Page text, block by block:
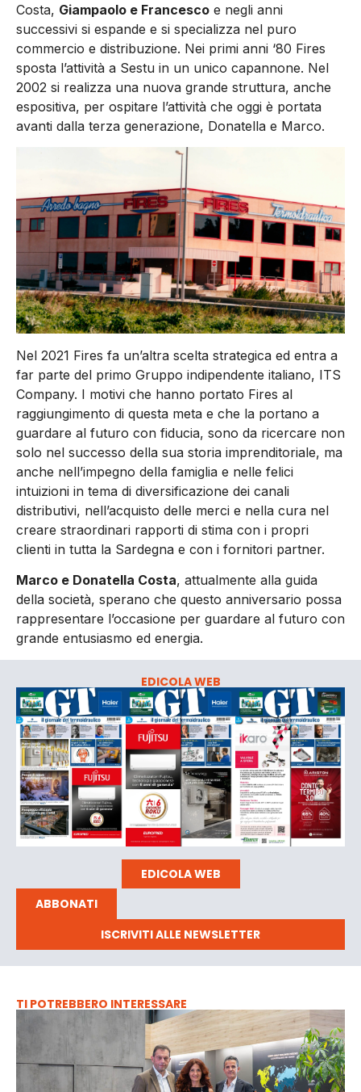
Costa, Giampaolo e Francesco e negli anni
successivi si espande e si specializza nel puro
commercio e distribuzione. Nei primi anni ‘80 Fires
sposta l’attività a Sestu in un unico capannone. Nel
2002 si realizza una nuova grande struttura, anche
espositiva, per ospitare l’attività che oggi è portata
avanti dalla terza generazione, Donatella e Marco.
Nel 2021 Fires fa un’altra scelta strategica ed entra a
far parte del primo Gruppo indipendente italiano, ITS
Company. I motivi che hanno portato Fires al
raggiungimento di questa meta e che la portano a
guardare al futuro con fiducia, sono da ricercare non
solo nel successo della sua storia imprenditoriale, ma
anche nell’impegno della famiglia e nelle felici
intuizioni in tema di diversificazione dei canali
distributivi, nell’acquisto delle merci e nella cura nel
creare straordinari rapporti di stima con i propri
clienti in tutta la Sardegna e con i fornitori partner.
Marco e Donatella Costa, attualmente alla guida
della società, sperano che questo anniversario possa
rappresentare l’occasione per guardare al futuro con
grande entusiasmo ed energia.
EDICOLA WEB
EDICOLA WEB
ABBONATI
ISCRIVITI ALLE NEWSLETTER
TI POTREBBERO INTERESSARE